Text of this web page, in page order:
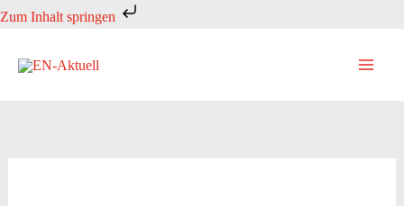
Zum Inhalt springen
Zum
springen